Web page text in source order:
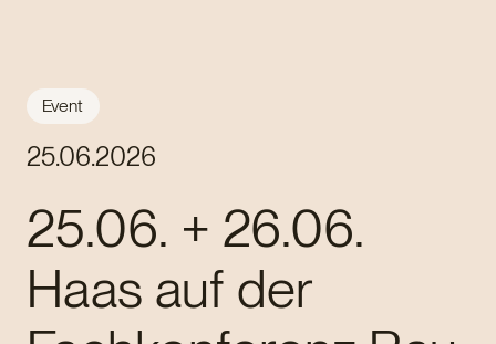
Event
25.06.2026
25.06. + 26.06.
Haas auf der